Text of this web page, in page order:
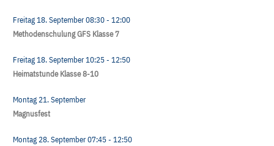
Freitag 18. September08:30- 12:00
Methodenschulung GFS Klasse 7
Freitag 18. September10:25- 12:50
Heimatstunde Klasse 8-10
Montag 21. September
Magnusfest
Montag 28. September07:45- 12:50